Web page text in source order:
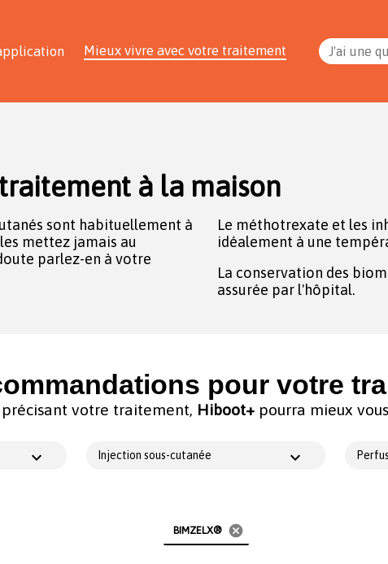
Mieux vivre avec votre traitement J'ai une
à la maison
sont habituellement à
mettez jamais au
parlez-en à votre
Le méthotrexate et les
idéalement à une
La conservation des
assurée par l'hôpital.
pour votre
précisant votre traitement, Hiboot+ pourra mieux
Injection sous-cutanée
BIMZELX® cancel